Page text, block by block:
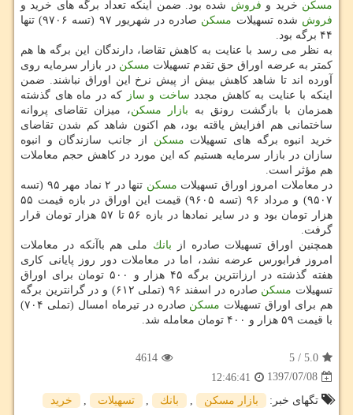
مسكن خرید و فروش شده بود. ضمن اینكه تعداد برگه های خرید و
فروش شده تسهیلات مسكن
صادره در شهریور ۹۷ (تسه ۹۷۰۶) تنها
۴۴ برگه بود.
به نظر می رسد با عنایت به كاهش تقاضا، دارندگان این برگه ها هم
كمتر به عرضه اوراق حق تقدم تسهیلات مسكن در بازار سرمایه روی
آورده اند تا شاهد كاهش بیش از پیش نرخ این اوراق نباشند. ضمن
اینكه با عنایت به كاهش مجدد ساخت و ساز
كه در ماه های گذشته
همزمان با بازگشت رونق به بازار مسكن، میزان تقاضای پروانه
ساختمانی هم افزایش یاقته بود، هم اكنون شاهد كم شدن تقاضای
خرید انبوه برگه های تسهیلات مسكن از جانب سازندگان و انبوه
سازان در بازار سرمایه هستیم كه این مورد در كاهش حجم معاملات
هم مؤثر است.
در معاملات امروز اوراق تسهیلات مسكن
تنها در ۲ نماد مهر ۹۵ (تسه
۹۵۰۷) و مرداد ۹۶ (تسه ۹۶۰۵) قیمت این اوراق در بازه قیمت ۵۵
هزار تومان بود و در سایر نمادها در بازه ۵۶ تا ۵۷ هزار تومان قرار
گرفت.
همچنین اوراق تسهیلات صادره از بانك ملی هم باآنكه در معاملات
امروز فرابورس عرضه نشد، اما در معاملات دور روز پایانی كاری
هفته گذشته در ارزانترین برگه ۴۵ هزار و ۵۰۰ تومان برای اوراق
تسهیلات مسكن
صادره در اسفند ۹۶ (تملی ۶۱۲) و در گرانترین برگه
هم برای اوراق تسهیلات مسكن
صادره در تیرماه امسال (تملی ۷۰۴)
با قیمت ۵۹ هزار و ۴۰۰ تومان معامله شد.
5.0
/
5
4614
1397/07/08
12:46:41
تگهای خبر:
بازار مسكن , بانك , تسهیلات , خرید